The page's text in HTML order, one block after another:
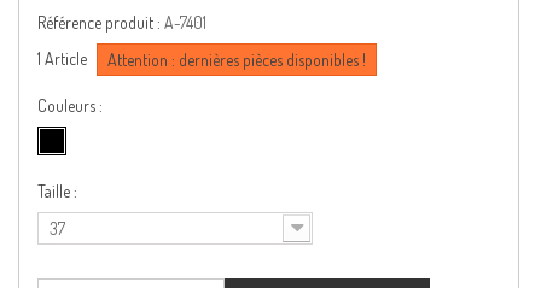
Référence produit : A-7401
1 Article Attention : dernières pièces disponibles !
Couleurs :
Taille :
37